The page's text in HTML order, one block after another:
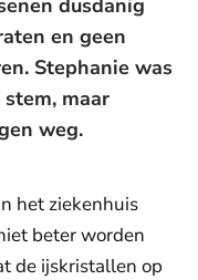
dusdanig
en geen
Stephanie was
maar
weg.
het ziekenhuis
beter worden
de ijskristallen op